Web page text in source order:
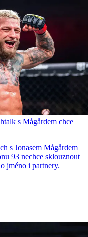
s Mågårdem chce
s Jonasem Mågårdem
93 nechce sklouznout
jméno i partnery.